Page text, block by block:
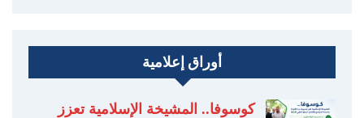
أوراق إعلامية
كوسوفا.. المشيخة الإسلامية تعزز